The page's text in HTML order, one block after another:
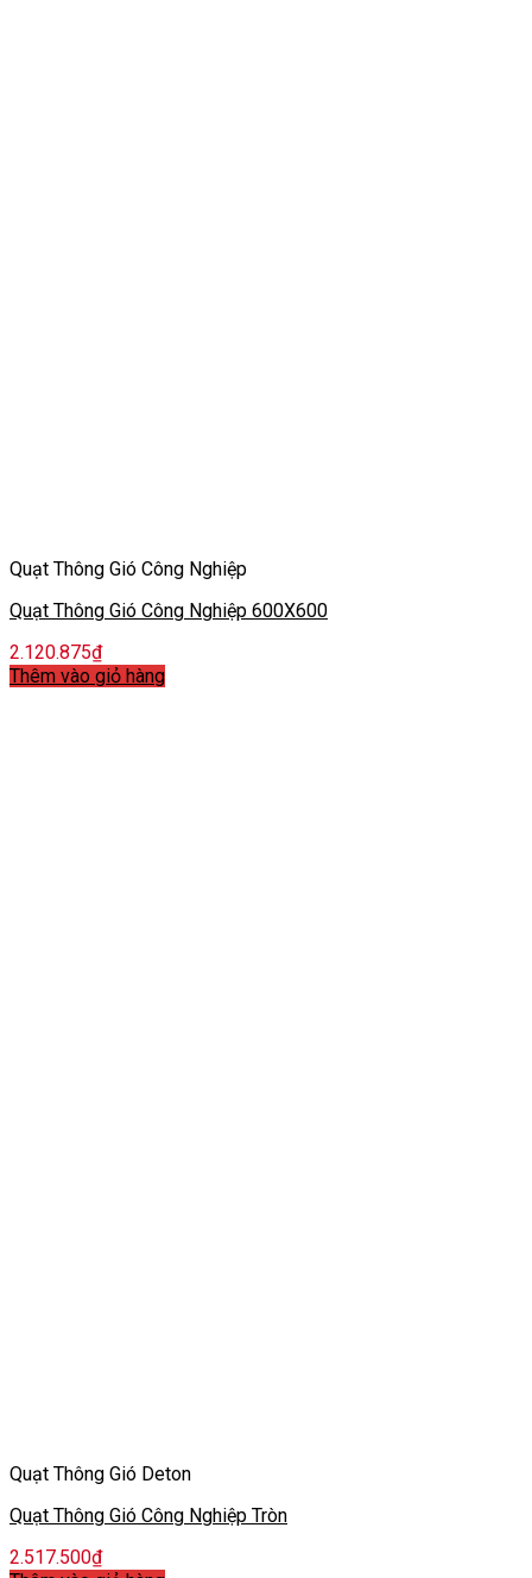
Quạt Thông Gió Công Nghiệp
Quạt Thông Gió Công Nghiệp 600X600
2.120.875₫
Thêm vào giỏ hàng
Quạt Thông Gió Deton
Quạt Thông Gió Công Nghiệp Tròn
2.517.500₫